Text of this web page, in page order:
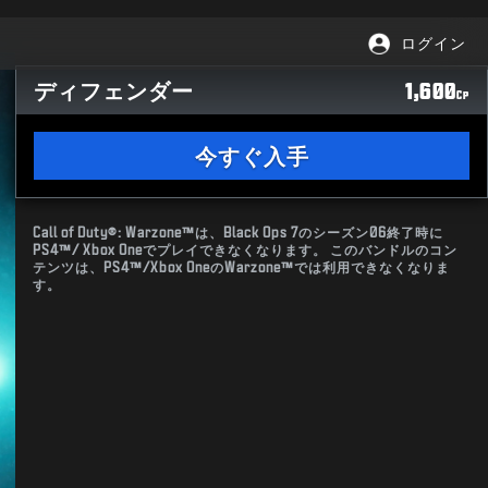
ログイン
ディフェンダー 1,600CP
今すぐ入手
Call of Duty®: Warzone™は、Black Ops 7のシーズン06終了時に
PS4™/ Xbox Oneでプレイできなくなります。 このバンドルのコン
テンツは、PS4™/Xbox OneのWarzone™では利用できなくなりま
す。